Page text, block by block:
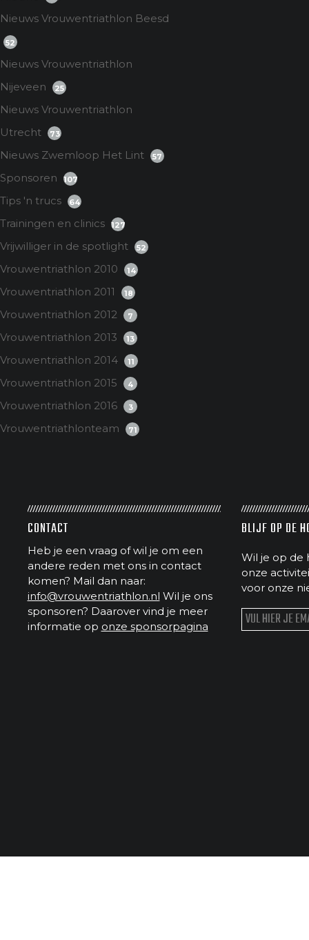
Nieuws Vrouwentriathlon Beesd
52
Nieuws Vrouwentriathlon
Nijeveen
25
Nieuws Vrouwentriathlon
Utrecht
73
Nieuws Zwemloop Het Lint 57
Sponsoren 107
Tips 'n trucs 64
Trainingen en clinics 127
Vrijwilliger in de spotlight 52
Vrouwentriathlon 2010 14
Vrouwentriathlon 2011 18
Vrouwentriathlon 2012 7
Vrouwentriathlon 2013 13
Vrouwentriathlon 2014 11
Vrouwentriathlon 2015 4
Vrouwentriathlon 2016 3
Vrouwentriathlonteam 71
CONTACT
Heb je een vraag of wil je om een
andere reden met ons in contact
komen? Mail dan naar:
info@vrouwentriathlon.nl Wil je ons
sponsoren? Daarover vind je meer
informatie op onze sponsorpagina
BLIJF OP DE
Wil je op de
onze
voor onze